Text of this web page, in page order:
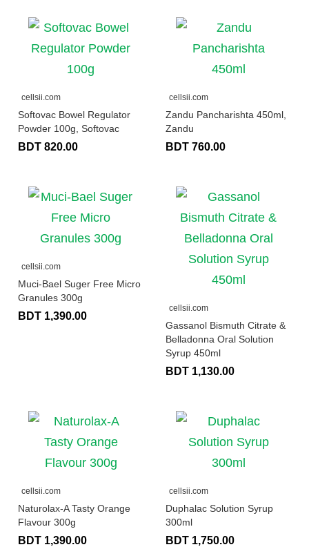
cellsii.com
Softovac Bowel Regulator
Powder 100g, Softovac
BDT 820.00
cellsii.com
Zandu Pancharishta 450ml,
Zandu
BDT 760.00
cellsii.com
Muci-Bael Suger Free Micro
Granules 300g
BDT 1,390.00
cellsii.com
Gassanol Bismuth Citrate &
Belladonna Oral Solution
Syrup 450ml
BDT 1,130.00
cellsii.com
Naturolax-A Tasty Orange
Flavour 300g
BDT 1,390.00
cellsii.com
Duphalac Solution Syrup
300ml
BDT 1,750.00